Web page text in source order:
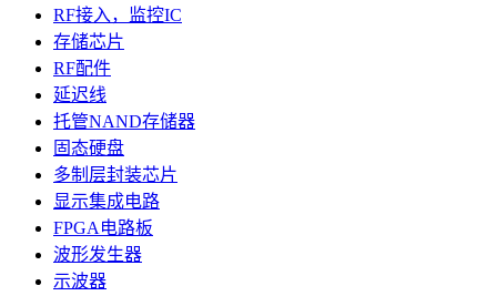
RF接入，监控IC
存储芯片
RF配件
延迟线
托管NAND存储器
固态硬盘
多制层封装芯片
显示集成电路
FPGA电路板
波形发生器
示波器